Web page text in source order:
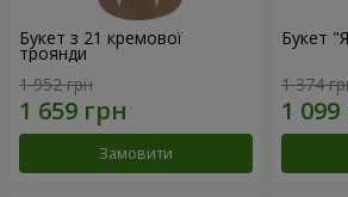
Букет з 21 кремової
троянди
1 952 грн
Замовити
Букет
1 374